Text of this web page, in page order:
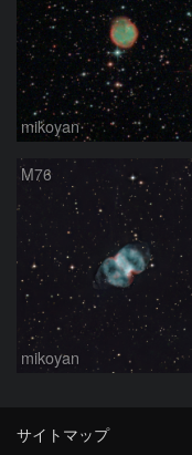
mikoyan
M76
mikoyan
サイトマップ